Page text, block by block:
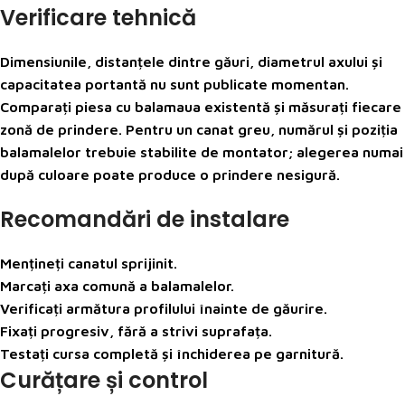
Verificare tehnică
Dimensiunile, distanțele dintre găuri, diametrul axului și
capacitatea portantă nu sunt publicate momentan.
Comparați piesa cu balamaua existentă și măsurați fiecare
zonă de prindere. Pentru un canat greu, numărul și poziția
balamalelor trebuie stabilite de montator; alegerea numai
după culoare poate produce o prindere nesigură.
Recomandări de instalare
Mențineți canatul sprijinit.
Marcați axa comună a balamalelor.
Verificați armătura profilului înainte de găurire.
Fixați progresiv, fără a strivi suprafața.
Testați cursa completă și închiderea pe garnitură.
Curățare și control